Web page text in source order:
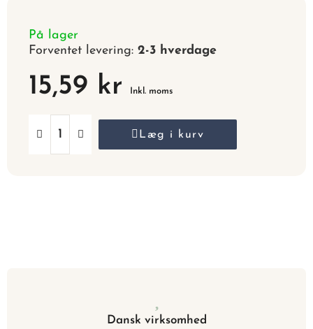
På lager
Forventet levering: 2-3 hverdage
15,59 kr Inkl. moms
Læg i kurv
Dansk virksomhed